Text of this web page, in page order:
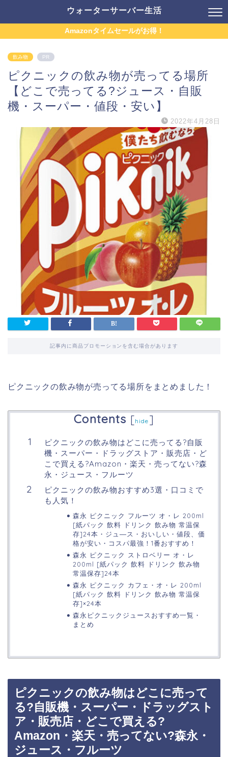
ウォーターサーバー生活
Amazonタイムセールがお得！
飲み物 PR
ピクニックの飲み物が売ってる場所
【どこで売ってる?ジュース・自販
機・スーパー・値段・安い】
2022年4月28日
記事内に商品プロモーションを含む場合があります
ピクニックの飲み物が売ってる場所をまとめました！
Contents [hide ]
ピクニックの飲み物はどこに売ってる?自販
機・スーパー・ドラッグストア・販売店・ど
こで買える?Amazon・楽天・売ってない?森
永・ジュース・フルーツ
ピクニックの飲み物おすすめ3選・口コミで
も人気！
森永 ピクニック フルーツ オ・レ 200ml
[紙パック 飲料 ドリンク 飲み物 常温保
存]24本・ジュ―ス・おいしい・値段、価
格が安い・コスパ最強！1番おすすめ！
森永 ピクニック ストロベリー オ・レ
200ml [紙パック 飲料 ドリンク 飲み物
常温保存]24本
森永 ピクニック カフェ・オ・レ 200ml
[紙パック 飲料 ドリンク 飲み物 常温保
存]×24本
森永ピクニックジュースおすすめ一覧・
まとめ
ピクニックの飲み物はどこに売って
る?自販機・スーパー・ドラッグスト
ア・販売店・どこで買える?
Amazon・楽天・売ってない?森永・
ジュース・フルーツ